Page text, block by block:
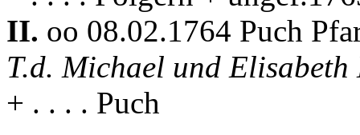
II. oo 08.02.1764 Puch
T.d. Michael und
+ . . . . Puch